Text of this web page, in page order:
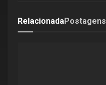
RelacionadaPostagens